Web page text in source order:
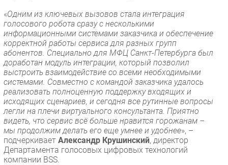
«Одним из ключевых вызовов стала интеграция
голосового робота сразу с несколькими
информационными системами заказчика и обеспечение
корректной работы сервиса для разных групп
абонентов. Специально для МФЦ Санкт-Петербурга был
доработан модуль интеграции, который позволил
выстроить взаимодействие со всеми необходимыми
системами. Совместно с командой заказчика удалось
реализовать полноценную поддержку входящих и
исходящих сценариев, и сегодня все рутинные вопросы
легли на плечи виртуального консультанта. Приятно
видеть, что сервис всё больше нравится горожанам –
мы продолжим делать его еще умнее и удобнее», –
подчеркивает Александр Крушинский, директор
Департамента голосовых цифровых технологий
компании BSS.